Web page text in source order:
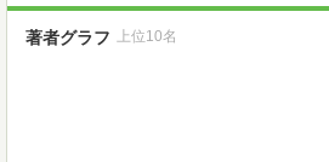
著者グラフ 上位10名